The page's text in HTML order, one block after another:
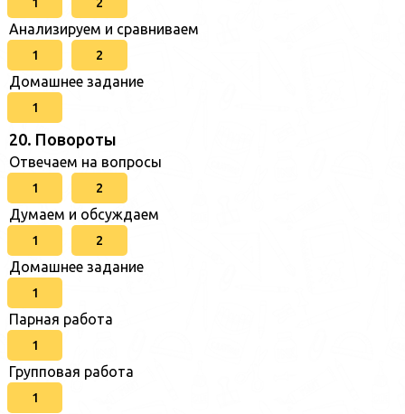
Анализируем и сравниваем
1 2
Домашнее задание
1
20. Повороты
Отвечаем на вопросы
1 2
Думаем и обсуждаем
1 2
Домашнее задание
1
Парная работа
1
Групповая работа
1